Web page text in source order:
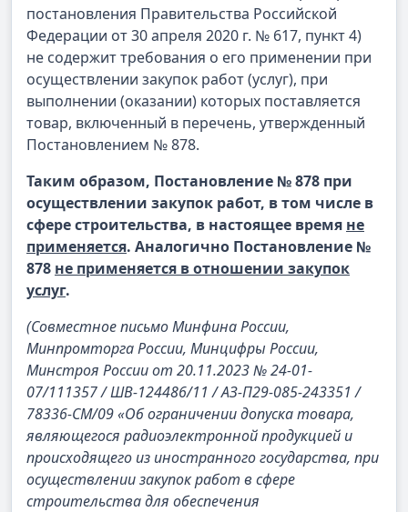
постановления Правительства Российской
Федерации от 30 апреля 2020 г. № 617, пункт 4)
не содержит требования о его применении при
осуществлении закупок работ (услуг), при
выполнении (оказании) которых поставляется
товар, включенный в перечень, утвержденный
Постановлением № 878.
Таким образом, Постановление № 878 при
осуществлении закупок работ, в том числе в
сфере строительства, в настоящее время не
применяется. Аналогично Постановление №
878 не применяется в отношении закупок
услуг.
(Совместное письмо Минфина России,
Минпромторга России, Минцифры России,
Минстроя России от 20.11.2023 № 24-01-
07/111357 / ШВ-124486/11 / АЗ-П29-085-243351 /
78336-СМ/09 «Об ограничении допуска товара,
являющегося радиоэлектронной продукцией и
происходящего из иностранного государства, при
осуществлении закупок работ в сфере
строительства для обеспечения